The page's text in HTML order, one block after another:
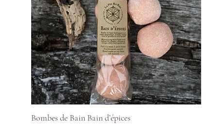
Aperçu rapide
Bombes de Bain Bain d’épices